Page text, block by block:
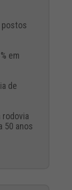
postos
em
de
rodovia
50 anos